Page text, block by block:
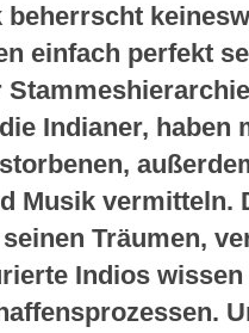
beherrscht
einfach perfekt
Indianer, haben
Musik vermitteln.
Träumen,
Indios